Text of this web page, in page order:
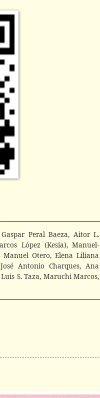
Peral Baeza, Aitor L.
López (Kesia), Manuel-
Manuel Otero, Elena Liliana
Antonio Charques, Ana
S. Taza, Maruchi Marcos,